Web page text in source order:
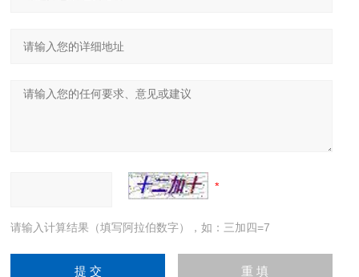
请输入计算结果（填写阿拉伯数字），如：三加四=7